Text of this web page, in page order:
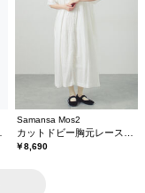
Samansa Mos2
￥8,690